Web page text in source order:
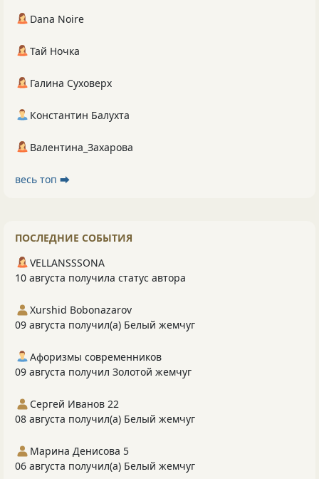
Dana Noire
Тай Ночка
Галина Суховерх
Константин Балухта
Валентина_Захарова
весь топ ⮕
ПОСЛЕДНИЕ СОБЫТИЯ
VELLANSSSONA
10 августа получила статус автора
Xurshid Bobonazarov
09 августа получил(а) Белый жемчуг
Афоризмы современников
09 августа получил Золотой жемчуг
Сергей Иванов 22
08 августа получил(а) Белый жемчуг
Марина Денисова 5
06 августа получил(а) Белый жемчуг